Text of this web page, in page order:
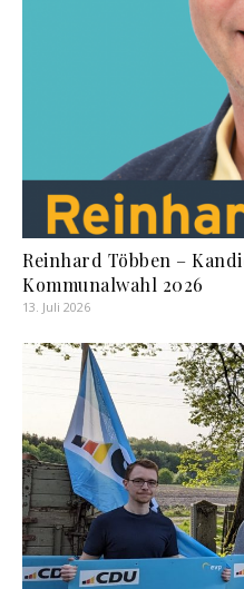
Reinhard Többen –
Kommunalwahl 2026
13. Juli 2026